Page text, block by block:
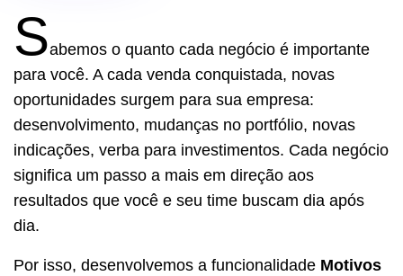
Sabemos o quanto cada negócio é importante
para você. A cada venda conquistada, novas
oportunidades surgem para sua empresa:
desenvolvimento, mudanças no portfólio, novas
indicações, verba para investimentos. Cada negócio
significa um passo a mais em direção aos
resultados que você e seu time buscam dia após
dia.
Por isso, desenvolvemos a funcionalidade Motivos